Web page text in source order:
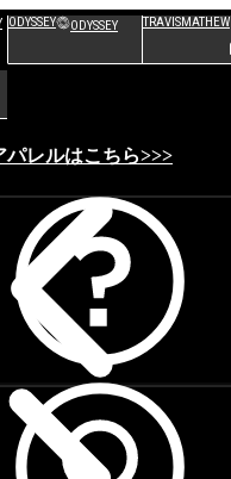
ODYSSEY ODYSSEY TRAVISMATHEW
パレルはこちら>>>